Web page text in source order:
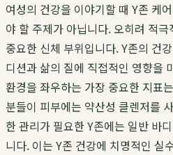
여성의 건강을 이야기할 때 Y존 케
야 할 주제가 아닙니다. 오히려 적
중요한 신체 부위입니다. Y존의 건
디션과 삶의 질에 직접적인 영향을
환경을 좌우하는 가장 중요한 지표
분들이 피부에는 약산성 클렌저를
한 관리가 필요한 Y존에는 일반 바
니다. 이는 Y존 건강에 치명적인 실